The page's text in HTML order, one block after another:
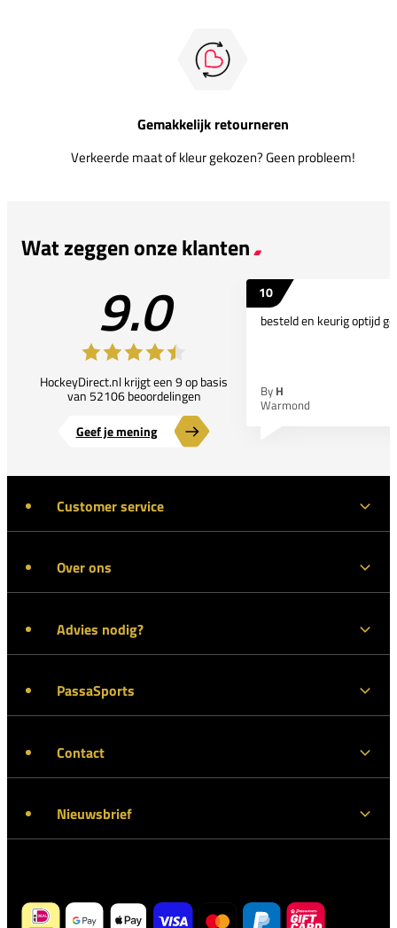
Gemakkelijk retourneren
Verkeerde maat of kleur gekozen? Geen probleem!
Wat zeggen onze klanten
9.0
HockeyDirect.nl krijgt een 9 op basis
van 52106 beoordelingen
Geef je mening
10
besteld en keurig optijd
By H
Warmond
Customer service
Over ons
Advies nodig?
PassaSports
Contact
Nieuwsbrief